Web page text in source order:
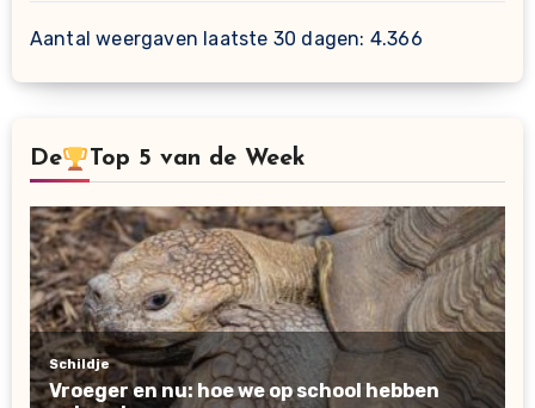
Aantal weergaven laatste 30 dagen: 4.366
De Top 5 van de Week